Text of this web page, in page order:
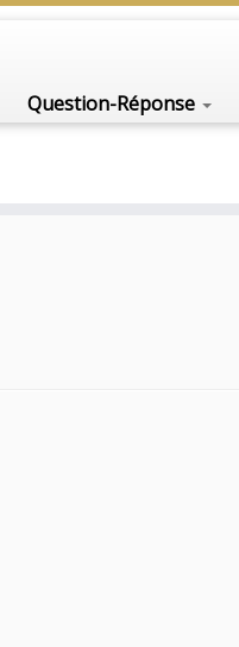
Question-Réponse